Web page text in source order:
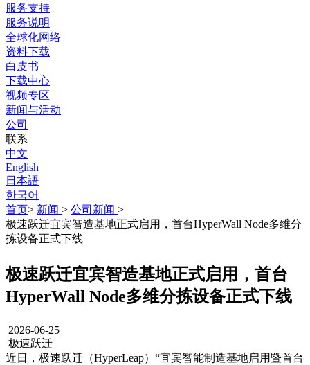
服务支持
服务说明
全球化网络
资料下载
白皮书
下载中心
视频专区
新闻与活动
公司
联系
中文
English
日本語
한국어
首页> 新闻 > 公司新闻 >
极速跃迁宜宾智造基地正式启用，首台HyperWall Node多维分
拣设备正式下线
极速跃迁宜宾智造基地正式启用，首台
HyperWall Node多维分拣设备正式下线
2026-06-25
极速跃迁
近日，极速跃迁（HyperLeap）“宜宾智能制造基地启用暨首台